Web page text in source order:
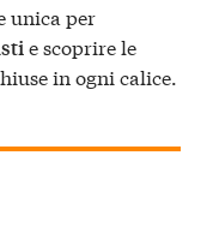
unica per
e scoprire le
in ogni calice.